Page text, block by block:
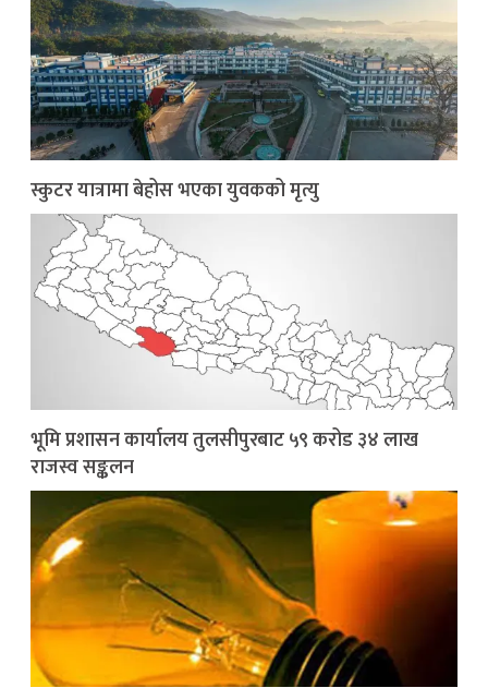
स्कुटर यात्रामा बेहोस भएका युवकको मृत्यु
भूमि प्रशासन कार्यालय तुलसीपुरबाट ५९ करोड ३४ लाख
राजस्व सङ्कलन